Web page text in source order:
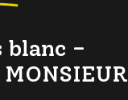
blanc -